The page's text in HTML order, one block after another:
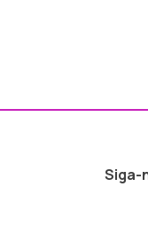
Siga-